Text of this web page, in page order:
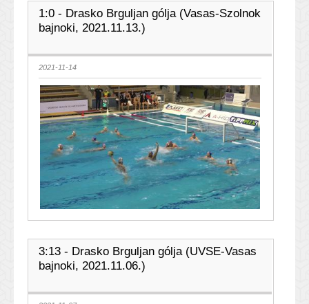
1:0 - Drasko Brguljan gólja (Vasas-Szolnok
bajnoki, 2021.11.13.)
2021-11-14
3:13 - Drasko Brguljan gólja (UVSE-Vasas
bajnoki, 2021.11.06.)